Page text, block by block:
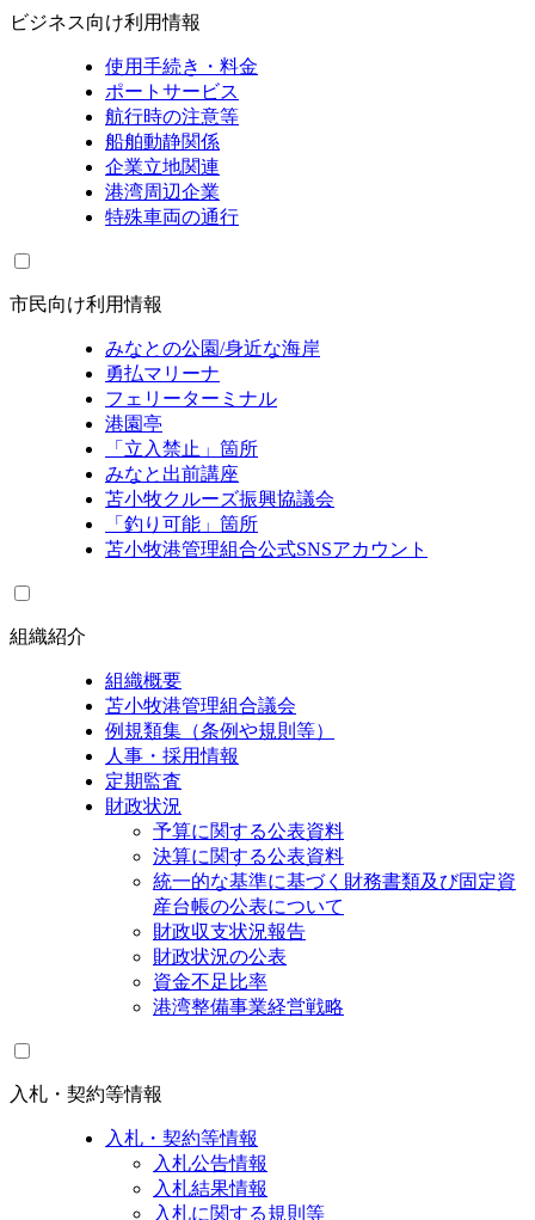
ビジネス向け利用情報
使用手続き・料金
ポートサービス
航行時の注意等
船舶動静関係
企業立地関連
港湾周辺企業
特殊車両の通行
市民向け利用情報
みなとの公園/身近な海岸
勇払マリーナ
フェリーターミナル
港園亭
「立入禁止」箇所
みなと出前講座
苫小牧クルーズ振興協議会
「釣り可能」箇所
苫小牧港管理組合公式SNSアカウント
組織紹介
組織概要
苫小牧港管理組合議会
例規類集（条例や規則等）
人事・採用情報
定期監査
財政状況
予算に関する公表資料
決算に関する公表資料
統一的な基準に基づく財務書類及び固定資
産台帳の公表について
財政収支状況報告
財政状況の公表
資金不足比率
港湾整備事業経営戦略
入札・契約等情報
入札・契約等情報
入札公告情報
入札結果情報
入札に関する規則等